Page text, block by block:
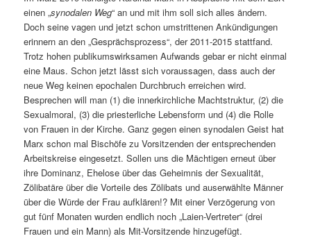
einen „synodalen Weg“ an und mit ihm soll sich alles ändern.
Doch seine vagen und jetzt schon umstrittenen Ankündigungen
erinnern an den „Gesprächsprozess“, der 2011-2015 stattfand.
Trotz hohen publikumswirksamen Aufwands gebar er nicht einmal
eine Maus. Schon jetzt lässt sich voraussagen, dass auch der
neue Weg keinen epochalen Durchbruch erreichen wird.
Besprechen will man (1) die innerkirchliche Machtstruktur, (2) die
Sexualmoral, (3) die priesterliche Lebensform und (4) die Rolle
von Frauen in der Kirche. Ganz gegen einen synodalen Geist hat
Marx schon mal Bischöfe zu Vorsitzenden der entsprechenden
Arbeitskreise eingesetzt. Sollen uns die Mächtigen erneut über
ihre Dominanz, Ehelose über das Geheimnis der Sexualität,
Zölibatäre über die Vorteile des Zölibats und auserwählte Männer
über die Würde der Frau aufklären!? Mit einer Verzögerung von
gut fünf Monaten wurden endlich noch „Laien-Vertreter“ (drei
Frauen und ein Mann) als Mit-Vorsitzende hinzugefügt.